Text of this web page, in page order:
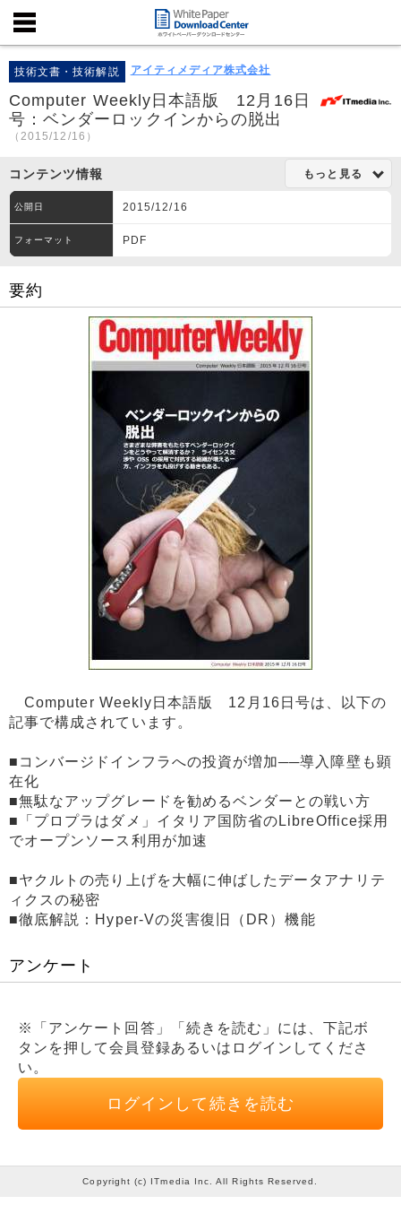
技術文書・技術解説 アイティメディア株式会社
Computer Weekly日本語版 12月16日
号：ベンダーロックインからの脱出
（2015/12/16）
コンテンツ情報 もっと見る
公開日 2015/12/16
フォーマット PDF
要約
Computer Weekly日本語版 12月16日号は、以下の
記事で構成されています。
■コンバージドインフラへの投資が増加──導入障壁も顕
在化
■無駄なアップグレードを勧めるベンダーとの戦い方
■「プロプラはダメ」イタリア国防省のLibreOffice採用
でオープンソース利用が加速
■ヤクルトの売り上げを大幅に伸ばしたデータアナリテ
ィクスの秘密
■徹底解説：Hyper-Vの災害復旧（DR）機能
アンケート
※「アンケート回答」「続きを読む」には、下記ボ
タンを押して会員登録あるいはログインしてくださ
い。
ログインして続きを読む
Copyright (c) ITmedia Inc. All Rights Reserved.